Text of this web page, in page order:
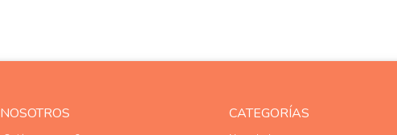
NOSOTROS CATEGORÍAS